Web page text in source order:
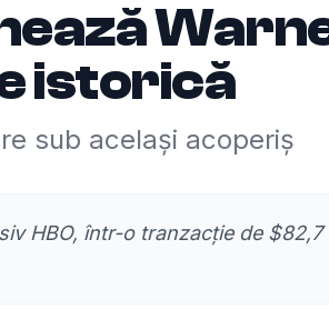
istorică
sub același acoperiș
HBO, într-o tranzacție de